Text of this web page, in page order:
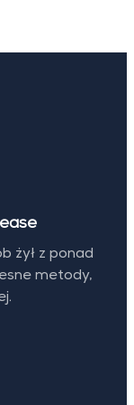
żył z ponad
metody,